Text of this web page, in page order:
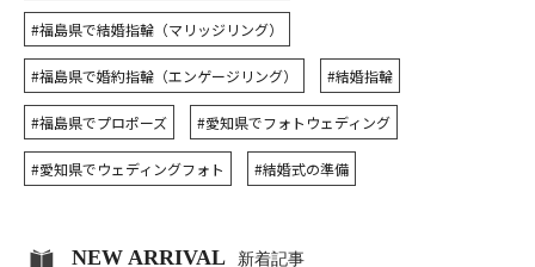
#福島県で結婚指輪（マリッジリング）
#福島県で婚約指輪（エンゲージリング） #結婚指輪
#福島県でプロポーズ #愛知県でフォトウェディング
#愛知県でウェディングフォト #結婚式の準備
NEW ARRIVAL 新着記事